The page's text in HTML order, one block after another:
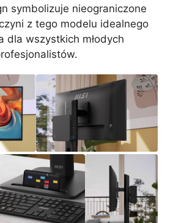
symbolizuje nieograniczone
z tego modelu idealnego
dla wszystkich młodych